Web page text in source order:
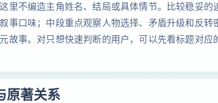
里不编造主角姓名、结局或具体情节。比较稳妥的
事口味；中段重点观察人物选择、矛盾升级和反转
故事。对只想快速判断的用户，可以先看标题对应
原著关系